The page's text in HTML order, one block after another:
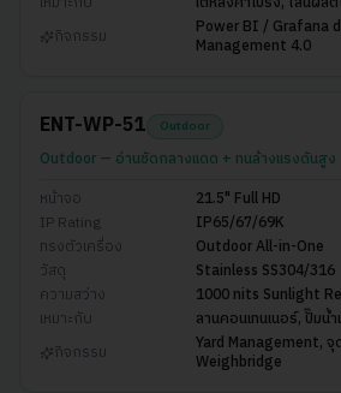
กิจกรรม
Power BI / Grafana
Management 4.0
ENT-WP-51 Outdoor
Outdoor — อ่านชัดกลางแดด + ทนล้างแรงดันสูง
หน้าจอ
21.5" Full HD
IP Rating
IP65/67/69K
ทรงตัวเครื่อง
Outdoor All-in-One
วัสดุ
Stainless SS304/316
ความสว่าง
1000 nits Sunlight
เหมาะกับ
ลานคอนเทนเนอร์, ปั๊มน้
กิจกรรม
Yard Management,
Weighbridge